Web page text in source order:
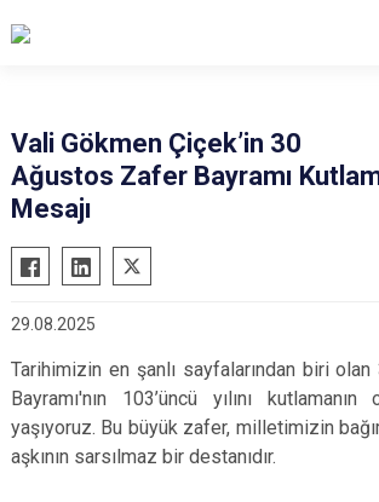
Vali Gökmen Çiçek’in 30
Ağustos Zafer Bayramı
Mesajı
29.08.2025
Tarihimizin en şanlı sayfalarından biri
Bayramı'nın 103’üncü yılını
yaşıyoruz. Bu büyük zafer, milletimizin
aşkının sarsılmaz bir destanıdır.